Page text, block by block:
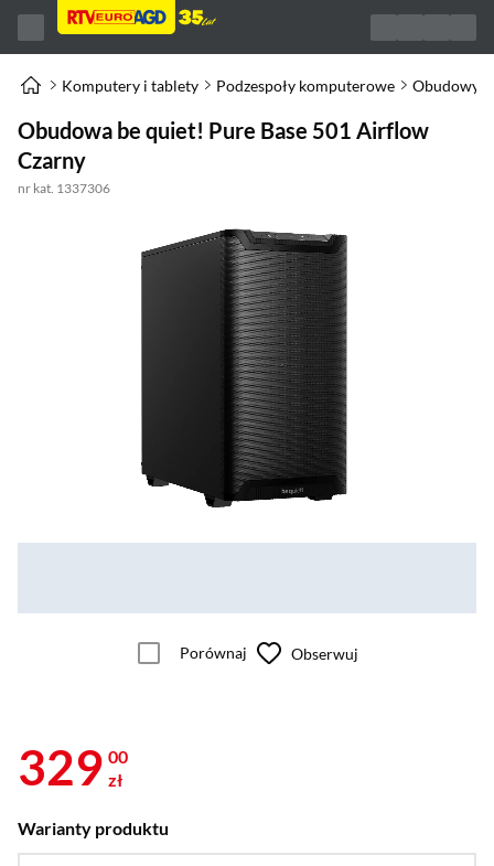
Komputery i tablety Podzespoły komputerowe Obudowy
Obudowa be quiet! Pure Base 501 Airflow
Czarny
nr kat. 1337306
Porównaj Obserwuj
329 00
zł
Warianty produktu